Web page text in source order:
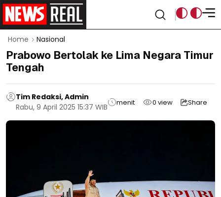
Home Nasional
Prabowo Bertolak ke Lima Negara Timur
Tengah
Tim Redaksi, Admin
Rabu, 9 April 2025 15:37 WIB
menit 0 view Share